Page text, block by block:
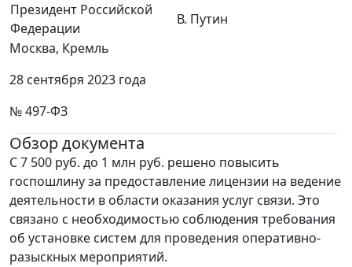
Президент Российской
Федерации
В. Путин
Москва, Кремль
28 сентября 2023 года
№ 497-ФЗ
Обзор документа
С 7 500 руб. до 1 млн руб. решено повысить
госпошлину за предоставление лицензии на ведение
деятельности в области оказания услуг связи. Это
связано с необходимостью соблюдения требования
об установке систем для проведения оперативно-
разыскных мероприятий.